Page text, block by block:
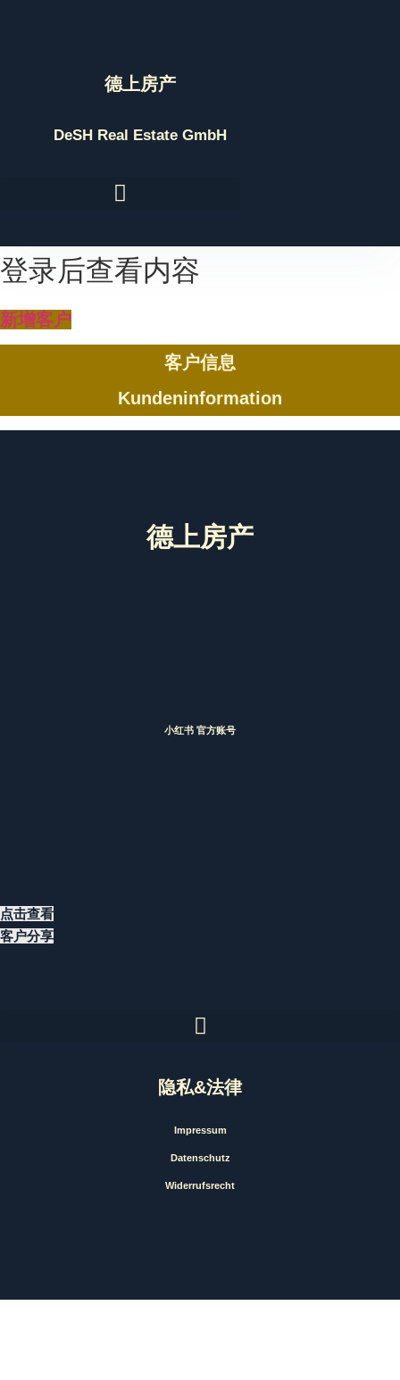
德上房产
DeSH Real Estate GmbH
登录后查看内容
新增客户
客户信息
Kundeninformation
德上房产
小红书 官方账号
点击查看
客户分享
隐私&法律
Impressum
Datenschutz
Widerrufsrecht